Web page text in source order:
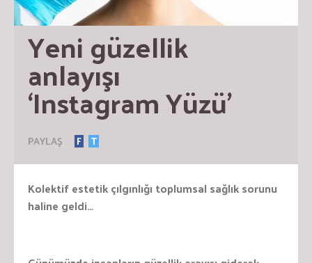
Yeni güzellik
anlayışı
‘Instagram Yüzü’
PAYLAŞ F T
Kolektif estetik çılgınlığı toplumsal sağlık sorunu
haline geldi…